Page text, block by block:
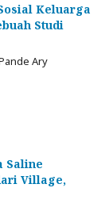
Keluarga
Studi
Ary
Saline
Village,